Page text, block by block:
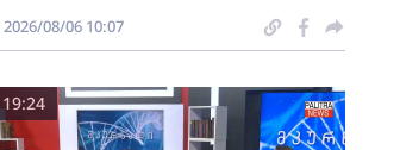
2026/08/06 10:07
19:24